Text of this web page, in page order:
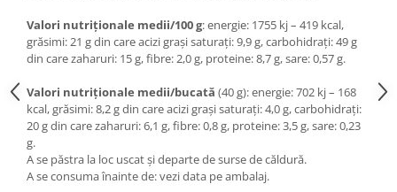
Valori nutriționale medii/100 g: energie: 1755 kj – 419 kcal,
grăsimi: 21 g din care acizi grași saturați: 9,9 g, carbohidrați: 49 g
din care zaharuri: 15 g, fibre: 2,0 g, proteine: 8,7 g, sare: 0,57 g.
Valori nutriționale medii/bucată (40 g): energie: 702 kj – 168
kcal, grăsimi: 8,2 g din care acizi grași saturați: 4,0 g, carbohidrați:
20 g din care zaharuri: 6,1 g, fibre: 0,8 g, proteine: 3,5 g, sare: 0,23
g.
A se păstra la loc uscat și departe de surse de căldură.
A se consuma înainte de: vezi data pe ambalaj.